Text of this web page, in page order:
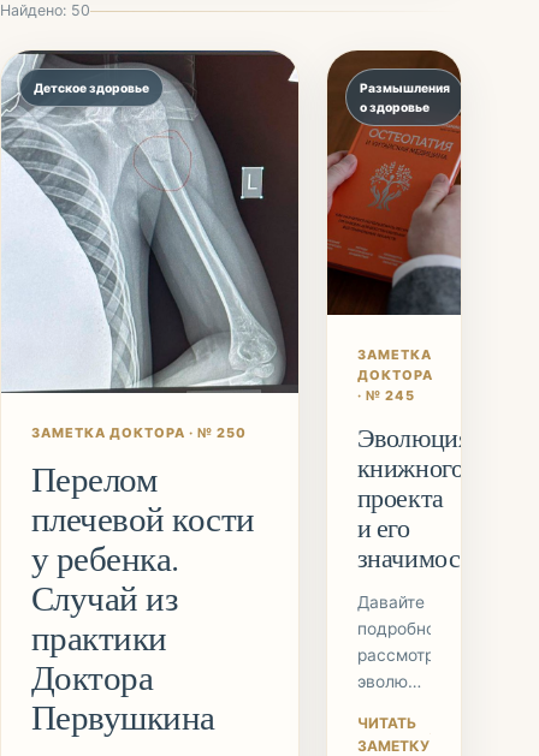
Найдено: 50
Детское здоровье
ЗАМЕТКА ДОКТОРА · № 250
Перелом
плечевой кости
у ребенка.
Случай из
практики
Доктора
Первушкина
Размышления
о здоровье
ЗАМЕТКА
ДОКТОРА
· № 245
Эволюция
книжного
проекта
и его
значимость
Давайте
подробно
рассмотрим
эволюцию
проекта
ЧИТАТЬ
ЗАМЕТКУ